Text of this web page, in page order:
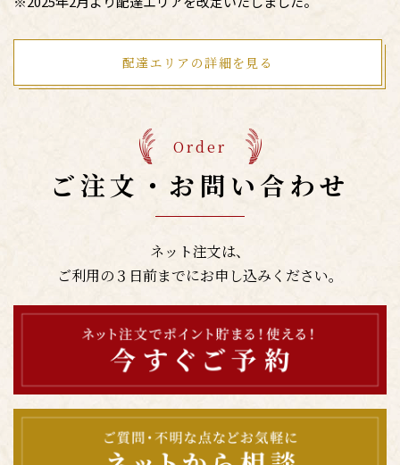
配達エリアの詳細を見る
Order
ご注文・お問い合わせ
ネット注文は、
ご利用の３日前までにお申し込みください。